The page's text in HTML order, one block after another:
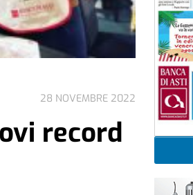
28 NOVEMBRE 2022
record